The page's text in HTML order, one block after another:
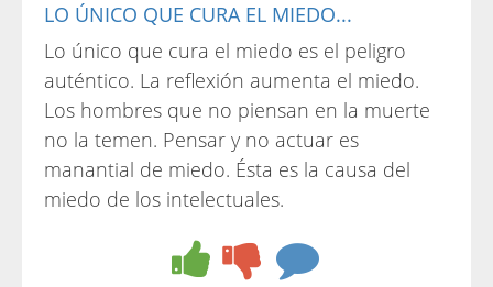
LO ÚNICO QUE CURA EL MIEDO...
Lo único que cura el miedo es el peligro
auténtico. La reflexión aumenta el miedo.
Los hombres que no piensan en la muerte
no la temen. Pensar y no actuar es
manantial de miedo. Ésta es la causa del
miedo de los intelectuales.